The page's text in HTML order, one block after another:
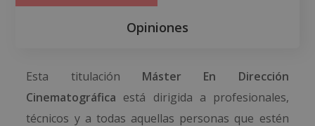
Opiniones
Esta titulación Máster En Dirección
Cinematográfica está dirigida a profesionales,
técnicos y a todas aquellas personas que estén